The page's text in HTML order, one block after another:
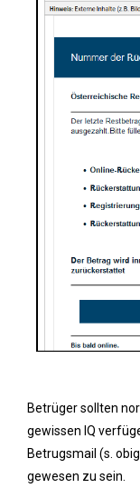
Betrüger sollten
gewissen IQ
Betrugsmail (s.
gewesen zu sein.